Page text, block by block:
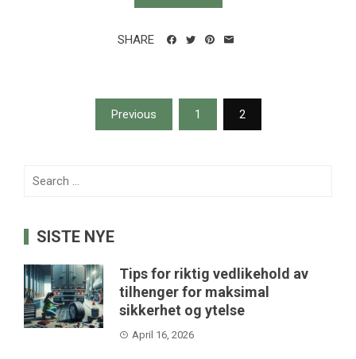
SHARE
pagination
Previous 1 2
Search
SISTE NYE
Tips for riktig vedlikehold av
tilhenger for maksimal
sikkerhet og ytelse
April 16, 2026